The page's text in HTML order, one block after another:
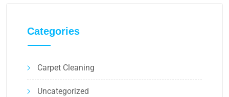
Categories
Carpet Cleaning
Uncategorized